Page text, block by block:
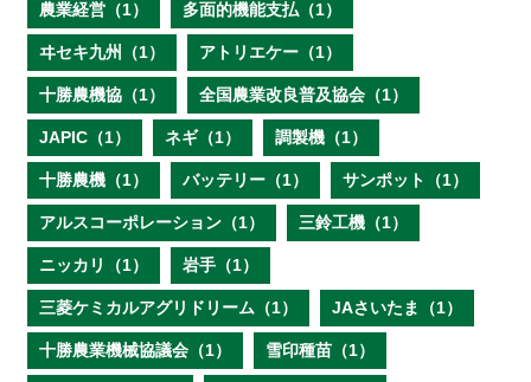
農業経営（1） 多面的機能支払（1）
ヰセキ九州（1） アトリエケー（1）
十勝農機協（1） 全国農業改良普及協会（1）
JAPIC（1） ネギ（1） 調製機（1）
十勝農機（1） バッテリー（1） サンポット（1）
アルスコーポレーション（1） 三鈴工機（1）
ニッカリ（1） 岩手（1）
三菱ケミカルアグリドリーム（1） JAさいたま（1）
十勝農業機械協議会（1） 雪印種苗（1）